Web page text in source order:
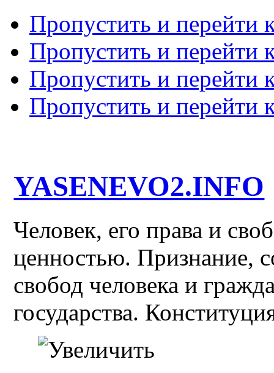
Пропустить и перейти
Пропустить и перейти
Пропустить и перейти
Пропустить и перейти
YASENEVO2.INFO
Человек, его права и
ценностью. Признание,
свобод человека и
государства.